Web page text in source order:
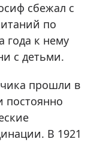
сбежал с
по
года к нему
с детьми.
прошли в
постоянно
В 1921